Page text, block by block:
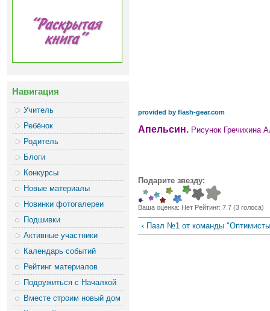
Навигация
Учитель
Ребёнок
Родитель
Блоги
Конкурсы
Новые материалы
Новинки фотогалереи
Подшивки
Активные участники
Календарь событий
Рейтинг материалов
Подружиться с Началкой
Вместе строим новый дом
provided by flash-gear.com
Апельсин.Рисунок Гречихина
Подарите звезду:
Ваша оценка: Нет Рейтинг: 7.7 (3голоса)
‹ Пазл №1 от команды